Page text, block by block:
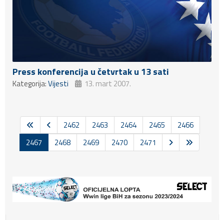
Press konferencija u četvrtak u 13 sati
Kategorija:Vijesti 13. mart 2007.
2462 2463 2464 2465
2466
2467
2468 2469 2470 2471